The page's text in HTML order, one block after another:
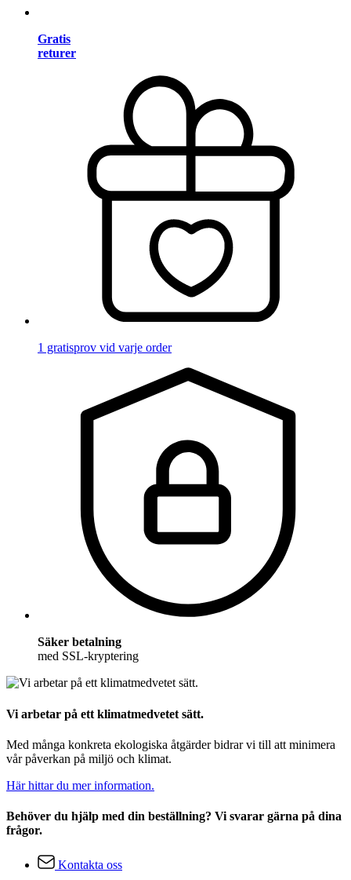
Gratis
returer
1 gratisprov vid varje order
Säker betalning
med SSL-kryptering
Vi arbetar på ett klimatmedvetet sätt.
Med många konkreta ekologiska åtgärder bidrar vi till att minimera
vår påverkan på miljö och klimat.
Här hittar du mer information.
Behöver du hjälp med din beställning? Vi svarar gärna på dina
frågor.
Kontakta oss